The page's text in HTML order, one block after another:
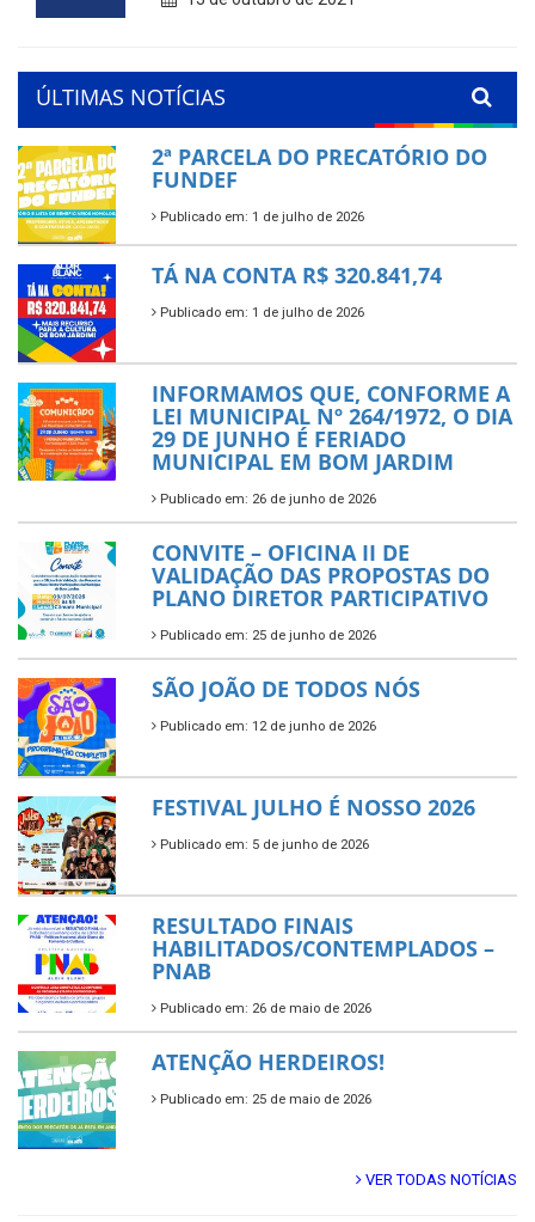
ÚLTIMAS NOTÍCIAS
2ª PARCELA DO PRECATÓRIO DO
FUNDEF
Publicado em: 1 de julho de 2026
TÁ NA CONTA R$ 320.841,74
Publicado em: 1 de julho de 2026
INFORMAMOS QUE, CONFORME A
LEI MUNICIPAL Nº 264/1972, O DIA
29 DE JUNHO É FERIADO
MUNICIPAL EM BOM JARDIM
Publicado em: 26 de junho de 2026
CONVITE – OFICINA II DE
VALIDAÇÃO DAS PROPOSTAS DO
PLANO DIRETOR PARTICIPATIVO
Publicado em: 25 de junho de 2026
SÃO JOÃO DE TODOS NÓS
Publicado em: 12 de junho de 2026
FESTIVAL JULHO É NOSSO 2026
Publicado em: 5 de junho de 2026
RESULTADO FINAIS
HABILITADOS/CONTEMPLADOS –
PNAB
Publicado em: 26 de maio de 2026
ATENÇÃO HERDEIROS!
Publicado em: 25 de maio de 2026
VER TODAS NOTÍCIAS